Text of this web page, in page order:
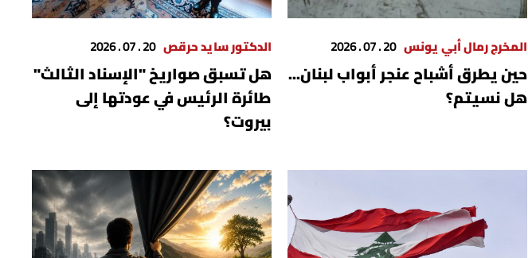
المخرج رمال أبي يونس 20 . 07 . 2026
حين يطرق أشباح عنجر أبواب لبنان...
هل نسيتم؟
الدكتور سايد حرقص 20 . 07 . 2026
هل تسبق صواريخ "الإسناد الثالث"
طائرة الرئيس في عودتها إلى
بيروت؟